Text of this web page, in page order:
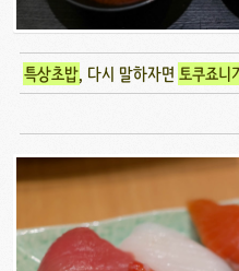
특상초밥, 다시 말하자면토쿠죠니